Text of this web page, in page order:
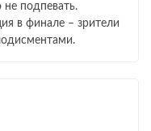
подпевать.
в финале – зрители